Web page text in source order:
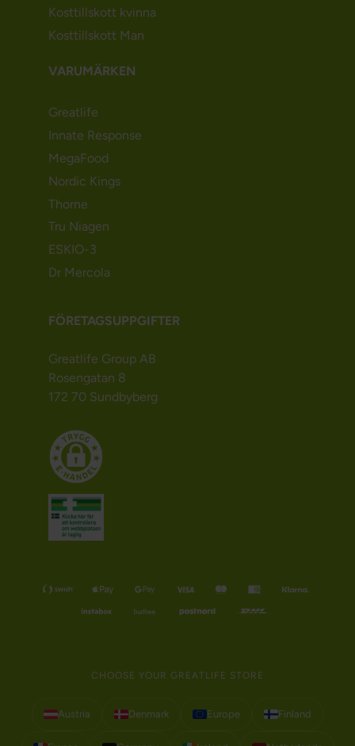
Kosttillskott kvinna
Kosttillskott Man
VARUMÄRKEN
Greatlife
Innate Response
MegaFood
Nordic Kings
Thorne
Tru Niagen
ESKIO-3
Dr Mercola
FÖRETAGSUPPGIFTER
Greatlife Group AB
Rosengatan 8
172 70 Sundbyberg
CHOOSE YOUR GREATLIFE STORE
Austria Denmark Europe Finland